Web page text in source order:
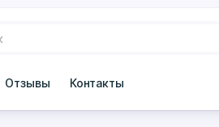
Отзывы Контакты